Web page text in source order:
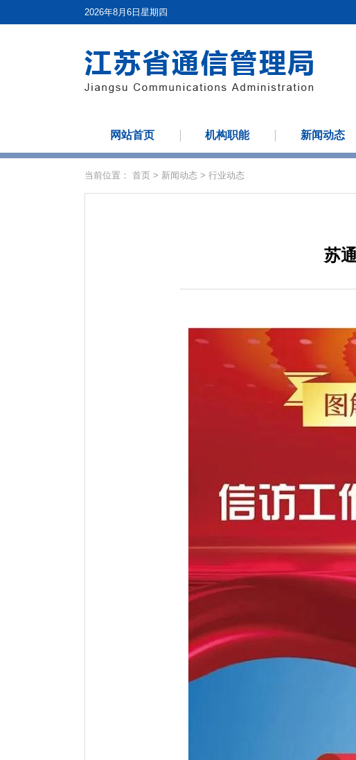
2026年8月6日星期四
网站首页 机构职能 新闻动态
当前位置： 首页 > 新闻动态 > 行业动态
苏